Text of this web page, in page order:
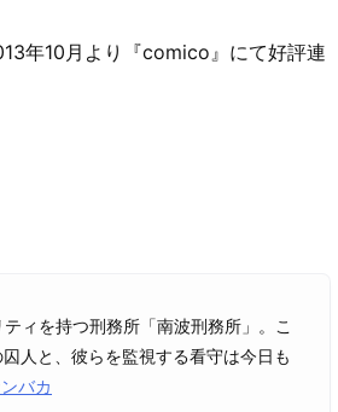
年10月より『comico』にて好評連
ィを持つ刑務所「南波刑務所」。こ
人と、彼らを監視する看守は今日も
バカ